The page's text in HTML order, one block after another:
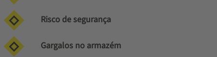
Risco de segurança
Gargalos no armazém